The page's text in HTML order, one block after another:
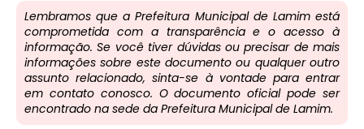
Lembramos que a Prefeitura Municipal de Lamim está
comprometida com a transparência e o acesso à
informação. Se você tiver dúvidas ou precisar de mais
informações sobre este documento ou qualquer outro
assunto relacionado, sinta-se à vontade para entrar
em contato conosco. O documento oficial pode ser
encontrado na sede da Prefeitura Municipal de Lamim.